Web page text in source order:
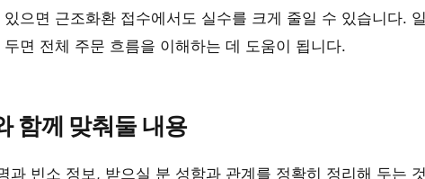
있으면 근조화환 접수에서도 실수를 크게 줄일 수 있습니다.
면 전체 주문 흐름을 이해하는 데 도움이 됩니다.
함께 맞춰둘 내용
과 빈소 정보, 받으실 분 성함과 관계를 정확히 정리해 두는